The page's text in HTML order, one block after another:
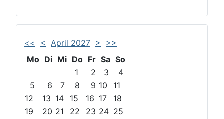
<< < April 2027 >
>>
Mo Di Mi Do Fr Sa So
1
2 3
4
5
6 7 8 9 10
11
12
13 14 15 16 17
18
19
20 21 22 23 24 25